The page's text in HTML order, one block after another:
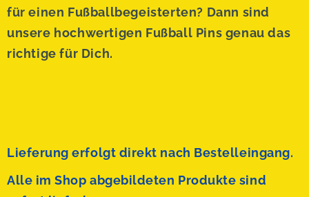
für einen Fußballbegeisterten? Dann sind
unsere hochwertigen Fußball Pins genau das
richtige für Dich.
Lieferung erfolgt direkt nach Bestelleingang.
Alle im Shop abgebildeten Produkte sind